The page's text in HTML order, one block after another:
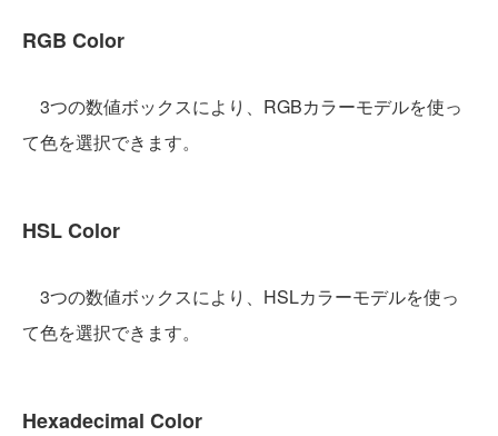
RGB Color
3つの数値ボックスにより、RGBカラーモデルを使っ
て色を選択できます。
HSL Color
3つの数値ボックスにより、HSLカラーモデルを使っ
て色を選択できます。
Hexadecimal Color